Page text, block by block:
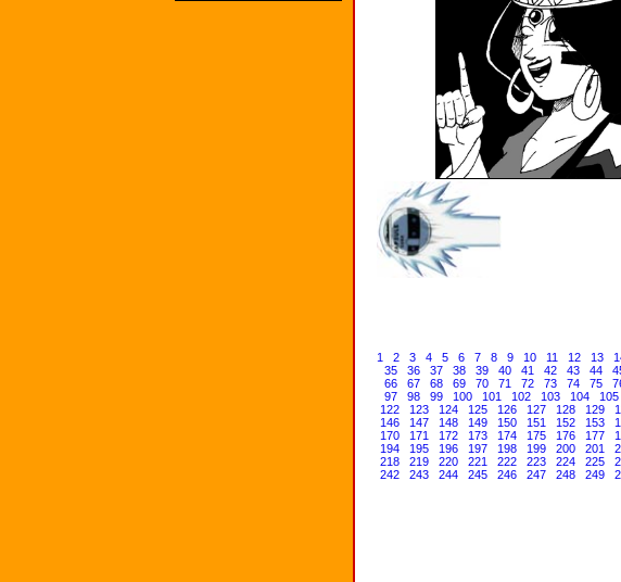
1 2 3 4 5 6 7 8 9 10 11 12 13
35
36 37 38 39 40 41 42 43 44
66
67 68 69 70 71 72 73 74 75
97
98 99 100 101 102 103 104 105
122
123 124 125 126 127 128 129
146
147 148 149 150 151 152 153
170
171 172 173 174 175 176 177
194
195 196 197 198 199 200 201
218
219 220 221 222 223 224 225
242
243 244 245 246 247 248 249